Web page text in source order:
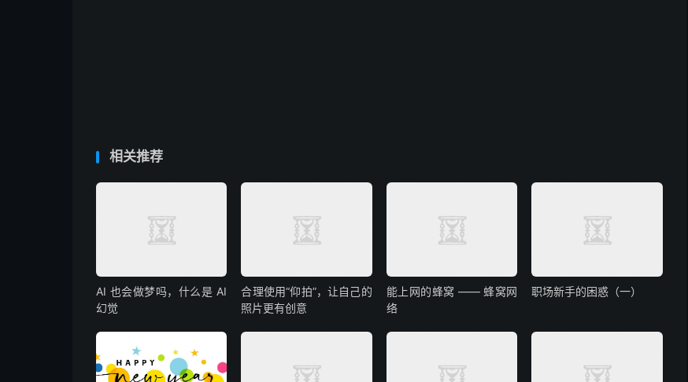
相关推荐
AI 也会做梦吗，什么是 AI
幻觉
合理使用“仰拍”，让自己的
照片更有创意
能上网的蜂窝 —— 蜂窝网
络
职场新手的困惑（一）